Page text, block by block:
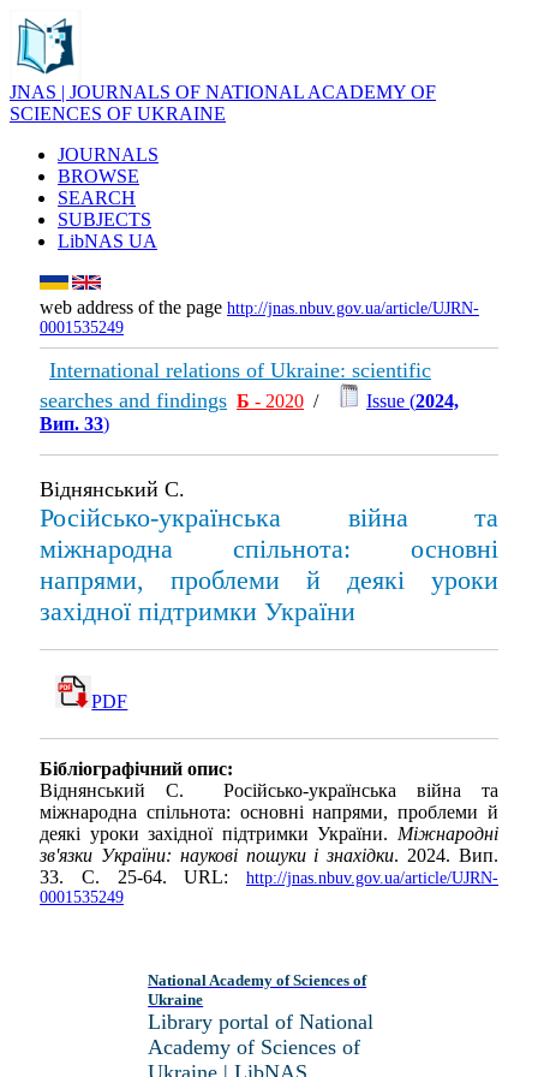
JNAS | JOURNALS OF NATIONAL ACADEMY OF
SCIENCES OF UKRAINE
JOURNALS
BROWSE
SEARCH
SUBJECTS
LibNAS UA
web address of the page http://jnas.nbuv.gov.ua/article/UJRN-
0001535249
International relations of Ukraine: scientific
searches and findings Б - 2020 / Issue (2024,
Вип. 33)
Віднянський С.
Російсько-українська війна та
міжнародна спільнота: основні
напрями, проблеми й деякі уроки
західної підтримки України
PDF
Бібліографічний опис:
Віднянський С. Російсько-українська війна та
міжнародна спільнота: основні напрями, проблеми й
деякі уроки західної підтримки України. Міжнародні
зв'язки України: наукові пошуки і знахідки. 2024. Вип.
33. С. 25-64. URL: http://jnas.nbuv.gov.ua/article/UJRN-
0001535249
National Academy of Sciences of
Ukraine
Library portal of National
Academy of Sciences of
Ukraine | LibNAS